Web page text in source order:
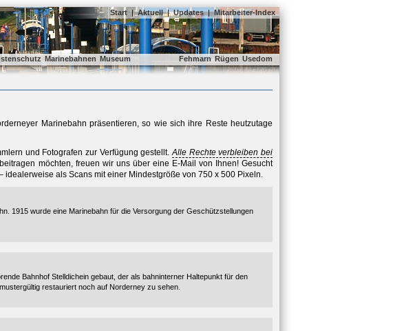
Start | Aktuell | Updates | Mitarbeiter-Index
Marinebahnen Museum Fehmarn Rügen Usedom
Marinebahn präsentieren, so wie sich ihre Reste heutzutage
und Fotografen zur Verfügung gestellt.Alle Rechte verbleiben bei
möchten, freuen wir uns über eine E-Mail von Ihnen! Gesucht
als Scans mit einer Mindestgröße von 750 x 500 Pixeln.
1915 wurde eine Marinebahn für die Versorgung der Geschützstellungen
Bahnhof Stelldichein gebaut, der als bahninterner Haltepunkt für den
restauriert noch auf Norderney zu sehen.